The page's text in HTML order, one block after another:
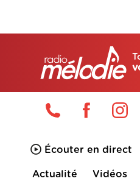
Écouter en direct
Actualité Vidéos